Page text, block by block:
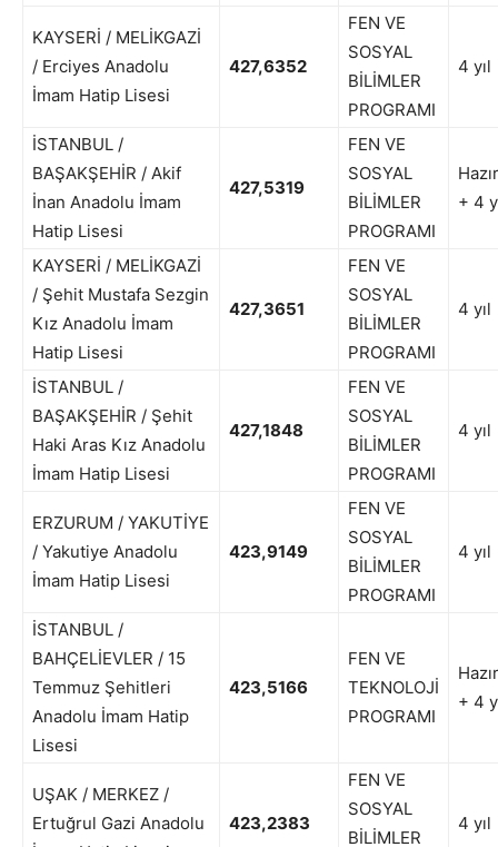
KAYSERİ / MELİKGAZİ
/ Erciyes Anadolu
İmam Hatip Lisesi
427,6352
FEN VE
SOSYAL
BİLİMLER
PROGRAMI
4 yıl
İSTANBUL /
BAŞAKŞEHİR / Akif
İnan Anadolu İmam
Hatip Lisesi
427,5319
FEN VE
SOSYAL
BİLİMLER
PROGRAMI
+ 4
KAYSERİ / MELİKGAZİ
/ Şehit Mustafa Sezgin
Kız Anadolu İmam
Hatip Lisesi
427,3651
FEN VE
SOSYAL
BİLİMLER
PROGRAMI
4 yıl
İSTANBUL /
BAŞAKŞEHİR / Şehit
Haki Aras Kız Anadolu
İmam Hatip Lisesi
427,1848
FEN VE
SOSYAL
BİLİMLER
PROGRAMI
4 yıl
ERZURUM / YAKUTİYE
/ Yakutiye Anadolu
İmam Hatip Lisesi
423,9149
FEN VE
SOSYAL
BİLİMLER
PROGRAMI
4 yıl
İSTANBUL /
BAHÇELİEVLER / 15
Temmuz Şehitleri
Anadolu İmam Hatip
Lisesi
423,5166
FEN VE
TEKNOLOJİ
PROGRAMI
+ 4
UŞAK / MERKEZ /
Ertuğrul Gazi Anadolu
423,2383
FEN VE
SOSYAL
BİLİMLER
4 yıl